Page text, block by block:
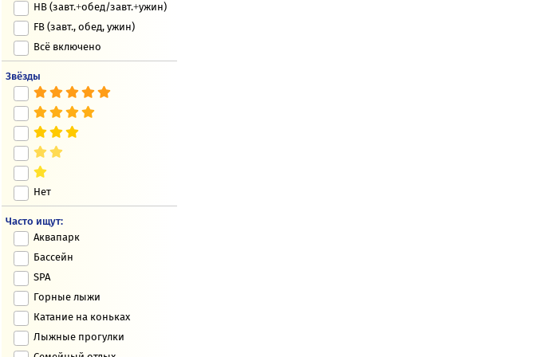
HB (завт.+обед/завт.+ужин)
FB (завт., обед, ужин)
Всё включено
Звёзды
Нет
Часто ищут:
Аквапарк
Бассейн
SPA
Горные лыжи
Катание на коньках
Лыжные прогулки